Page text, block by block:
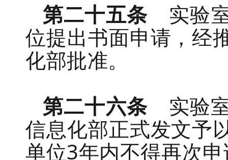
第二十五条
实验
位提出书面申请，经
化部批准。
第二十六条
实验
信息化部正式发文予
单位3年内不得再次